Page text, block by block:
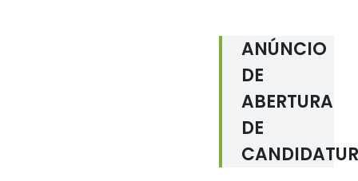
ANÚNCIO
DE
ABERTURA
DE